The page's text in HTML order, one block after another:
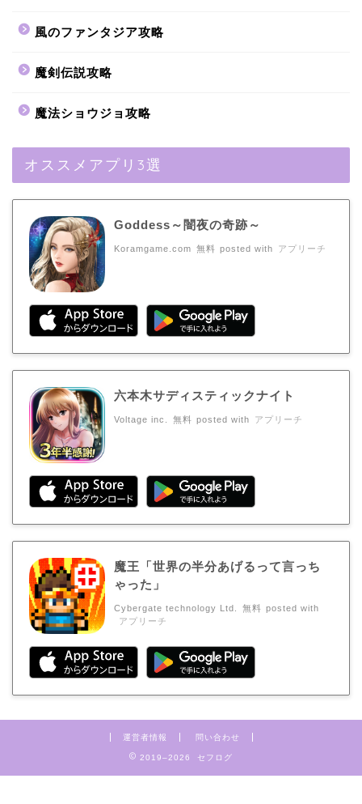
風のファンタジア攻略
魔剣伝説攻略
魔法ショウジョ攻略
オススメアプリ3選
Goddess～闇夜の奇跡～
Koramgame.com 無料 posted with アプリーチ
六本木サディスティックナイト
Voltage inc. 無料 posted with アプリーチ
魔王「世界の半分あげるって言っち
ゃった」
Cybergate technology Ltd. 無料 posted with
アプリーチ
運営者情報 問い合わせ
2019–2026 セフログ